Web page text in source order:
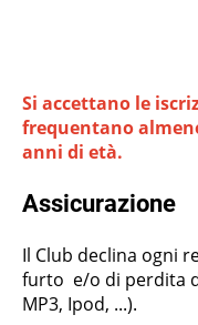
Si accettano le
frequentano
anni di età.
Assicurazione
Il Club declina ogni
furto e/o di perdita
MP3, Ipod, ...).